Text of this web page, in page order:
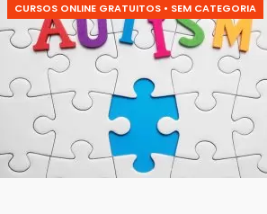
CURSOS ONLINE GRATUITOS • SEM CATEGORIA